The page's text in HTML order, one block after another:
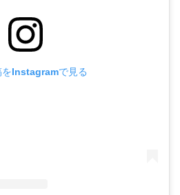
をInstagramで見る